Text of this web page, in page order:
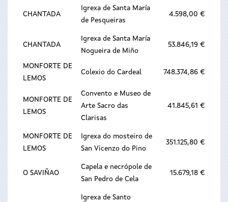
CHANTADA
Igrexa de Santa María
de Pesqueiras
4.598,00 €
CHANTADA
Igrexa de Santa María
Nogueira de Miño
53.846,19 €
MONFORTE DE
LEMOS
Colexio do Cardeal 748.374,86 €
MONFORTE DE
LEMOS
Convento e Museo de
Arte Sacro das
Clarisas
41.845,61 €
MONFORTE DE
LEMOS
Igrexa do mosteiro de
San Vicenzo do Pino
351.125,80 €
O SAVIÑAO
Capela e necrópole de
San Pedro de Cela
15.679,18 €
Igrexa de Santo